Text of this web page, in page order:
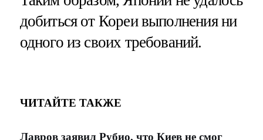
добиться от Кореи выполнения ни
одного из своих требований.
ЧИТАЙТЕ ТАКЖЕ
Лавров заявил Рубио, что Киев не смог